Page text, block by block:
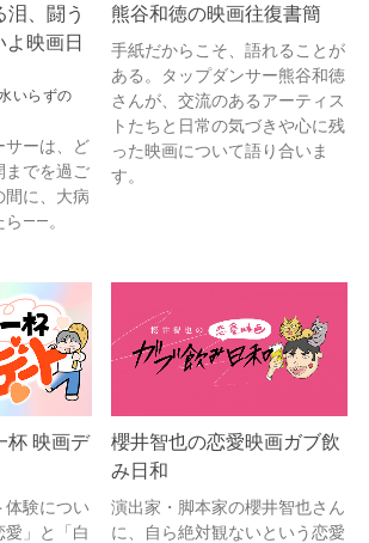
、闘う
よ映画日
いらずの
サーは、ど
までを過ご
間に、大病
ら——。
熊谷和徳の映画往復書簡
手紙だからこそ、語れることが
ある。タップダンサー熊谷和徳
さんが、交流のあるアーティス
トたちと日常の気づきや心に残
った映画について語り合いま
す。
杯 映画デ
体験につい
愛」と「白
櫻井智也の恋愛映画ガブ飲
み日和
演出家・脚本家の櫻井智也さん
に、自ら絶対観ないという恋愛